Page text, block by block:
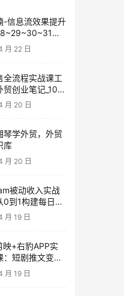
-信息流效果提升
放·巨量AD/百
提效指南
月 22 日
全流程实战课工
贸创业笔记_10年
）
月 20 日
琴学外贸，外贸
库
月 20 日
被动收入实战
0到1构建每日盈
售漏斗
月 19 日
+右豹APP实
：短剧推文变现
了！
月 19 日